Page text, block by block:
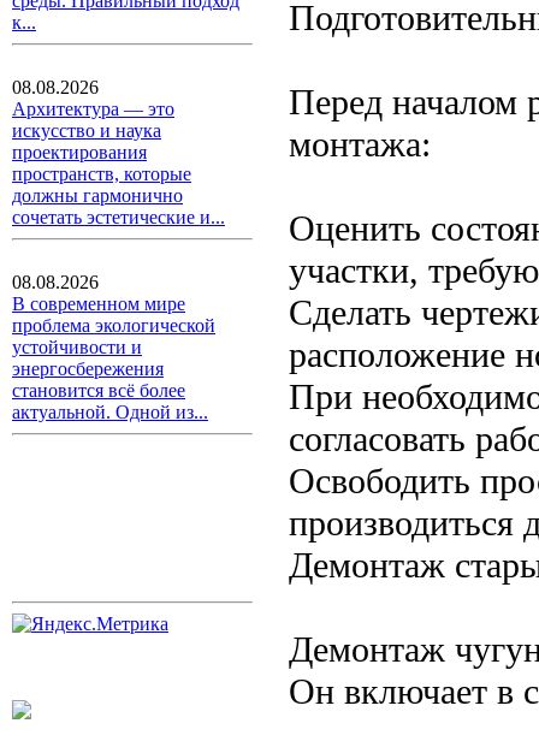
к...
08.08.2026
Архитектура — это
искусство и наука
проектирования
пространств, которые
должны гармонично
сочетать эстетические и...
08.08.2026
В современном мире
проблема экологической
устойчивости и
энергосбережения
становится всё более
актуальной. Одной из...
Перед началом
монтажа:
Оценить
участки,
Сделать
расположение
При
согласовать
Освободить
Демонтаж
Демонтаж
Он включает в